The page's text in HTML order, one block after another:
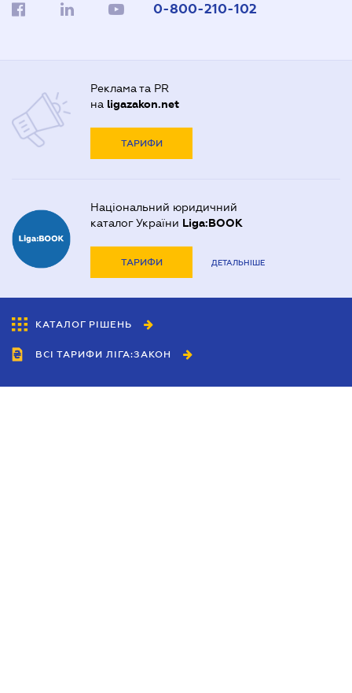
0-800-210-102
Реклама та PR
на ligazakon.net
ТАРИФИ
Національний юридичний
каталог України Liga:BOOK
ТАРИФИ ДЕТАЛЬНІШЕ
КАТАЛОГ РІШЕНЬ
ВСІ ТАРИФИ ЛІГА:ЗАКОН